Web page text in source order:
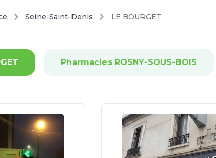
Seine-Saint-Denis LE BOURGET
Pharmacies ROSNY-SOUS-BOIS